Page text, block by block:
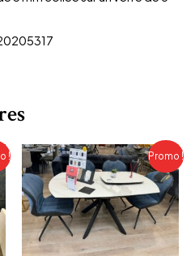
! Promo !
Le
prix
initial
était :
€2,090.00.
Le
prix
actuel
est :
€1,790.00.